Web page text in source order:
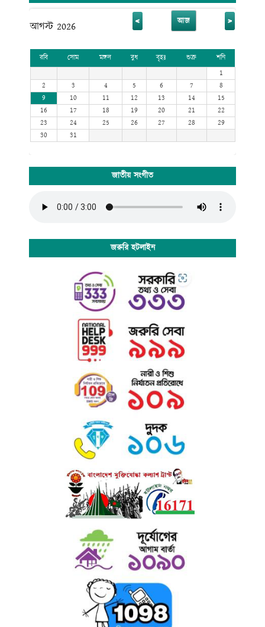
আগস্ট 2026 < আজ >
রবি সোম মঙ্গল বুধ বৃহঃ শুক্র
শনি
1
2
3 4 5 6 7
8
9
10 11 12 13 14
15
16
17 18 19 20 21
22
23
24 25 26 27 28
29
30
31
জাতীয় সংগীত
জরুরি হটলাইন